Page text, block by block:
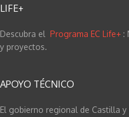
LIFE+
Descubra el Programa EC Life+ :
y proyectos.
APOYO TÉCNICO
El gobierno regional de Castilla y